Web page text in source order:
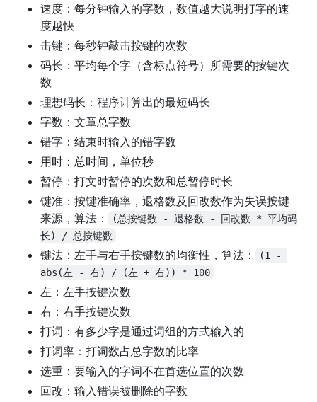
速度：每分钟输入的字数，数值越大说明打字的速
度越快
击键：每秒钟敲击按键的次数
码长：平均每个字（含标点符号）所需要的按键次
数
理想码长：程序计算出的最短码长
字数：文章总字数
错字：结束时输入的错字数
用时：总时间，单位秒
暂停：打文时暂停的次数和总暂停时长
键准：按键准确率，退格数及回改数作为失误按键
来源，算法：
(总按键数 - 退格数 - 回改数 * 平均码
长) / 总按键数
键法：左手与右手按键数的均衡性，算法：
(1 -
abs(左 - 右) / (左 + 右)) * 100
左：左手按键次数
右：右手按键次数
打词：有多少字是通过词组的方式输入的
打词率：打词数占总字数的比率
选重：要输入的字词不在首选位置的次数
回改：输入错误被删除的字数